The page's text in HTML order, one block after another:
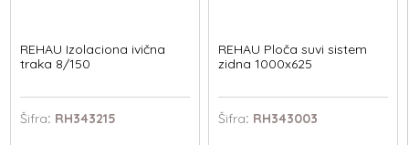
REHAU Izolaciona ivična
traka 8/150
Šifra: RH343215
REHAU Ploča suvi sistem
zidna 1000x625
Šifra: RH343003